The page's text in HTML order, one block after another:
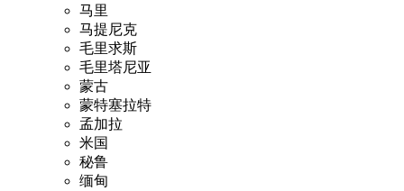
马里
马提尼克
毛里求斯
毛里塔尼亚
蒙古
蒙特塞拉特
孟加拉
米国
秘鲁
缅甸